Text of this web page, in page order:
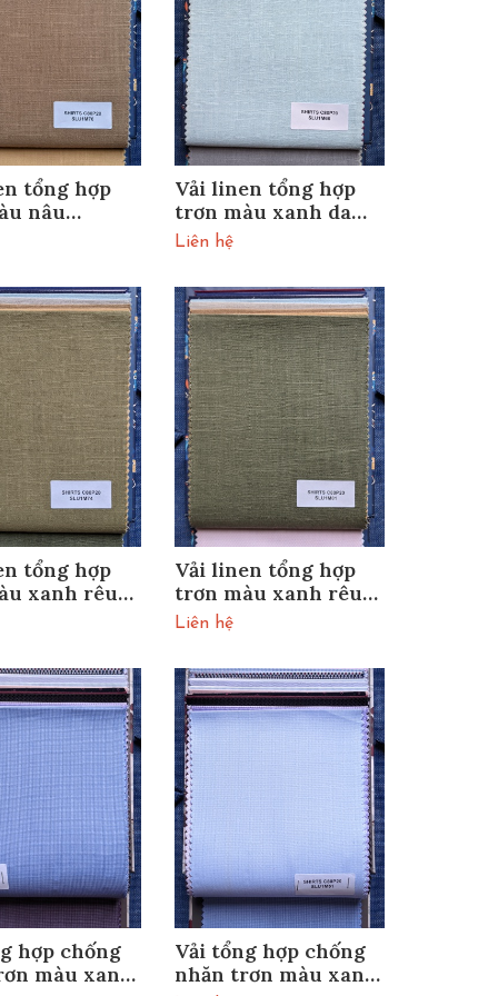
tổng hợp
nâu
Vải linen tổng hợp
trơn màu xanh da
trời SLU1M66
Liên hệ
tổng hợp
xanh rêu
Vải linen tổng hợp
trơn màu xanh rêu
SLU1M81
Liên hệ
hợp chống
màu xanh
Vải tổng hợp chống
nhăn trơn màu xanh